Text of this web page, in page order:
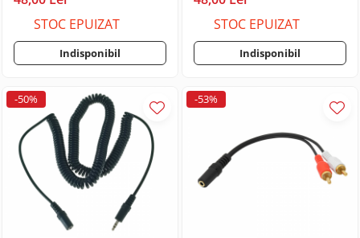
Technology Limited Nothing Phone
3a Pro
Huse si protectii pentru Oppo
Huse si protectii diverse pentru
Oppo
Huse si protectii pentru Oppo 14FS
5G
Huse si protectii pentru Oppo A15
Huse si protectii pentru Oppo A15S
Huse si protectii pentru Oppo A16
Huse si protectii pentru Oppo A16s
Huse si protectii pentru Oppo A17
Huse si protectii pentru Oppo A17k
STOC EPUIZAT
Indisponibil
STOC EPUIZAT
Indisponibil
-50% -53%